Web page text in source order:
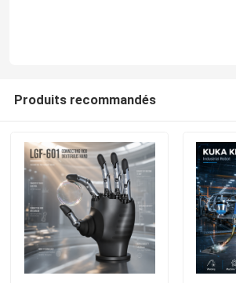
Produits recommandés